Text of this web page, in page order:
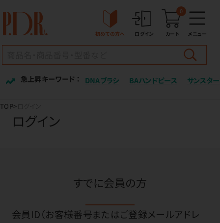
初めての方へ ログイン カート
0
メニュー
急上昇キーワード ： DNAブラシ BAハンドピース サンスター
TOP
ログイン
すでに会員の方
会員ID（お客様番号またはご登録メールアドレ